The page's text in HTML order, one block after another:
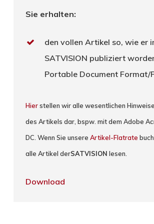
Sie erhalten:
den vollen Artikel so, wie er
SATVISION publiziert
Portable Document Format/
Hierstellen wir alle wesentlichen
des Artikels dar, bspw. mit dem Adobe
DC. Wenn Sie unsereArtikel-Flatrate
alle Artikel derSATVISION lesen.
Download